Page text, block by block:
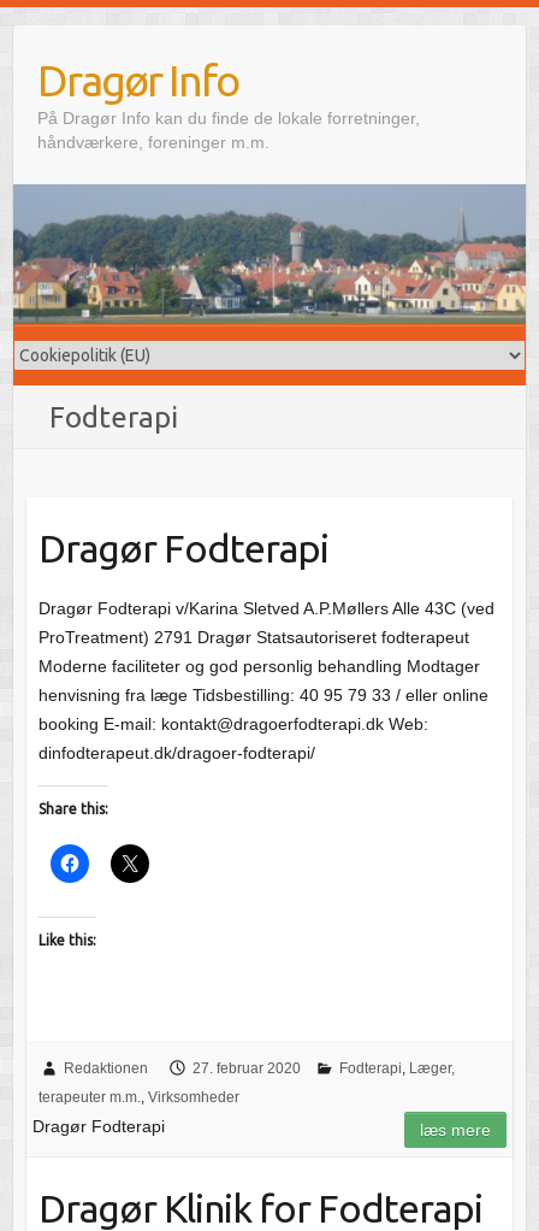
Dragør Info
På Dragør Info kan du finde de lokale forretninger,
håndværkere, foreninger m.m.
Fodterapi
Dragør Fodterapi
Dragør Fodterapi v/Karina Sletved A.P.Møllers Alle 43C (ved
ProTreatment) 2791 Dragør Statsautoriseret fodterapeut
Moderne faciliteter og god personlig behandling Modtager
henvisning fra læge Tidsbestilling: 40 95 79 33 / eller online
booking E-mail: kontakt@dragoerfodterapi.dk Web:
dinfodterapeut.dk/dragoer-fodterapi/
Share this:
Like this:
Redaktionen 27. februar 2020 Fodterapi Læger,
terapeuter m.m.
Virksomheder
Dragør Fodterapi læs mere
Dragør Klinik for Fodterapi